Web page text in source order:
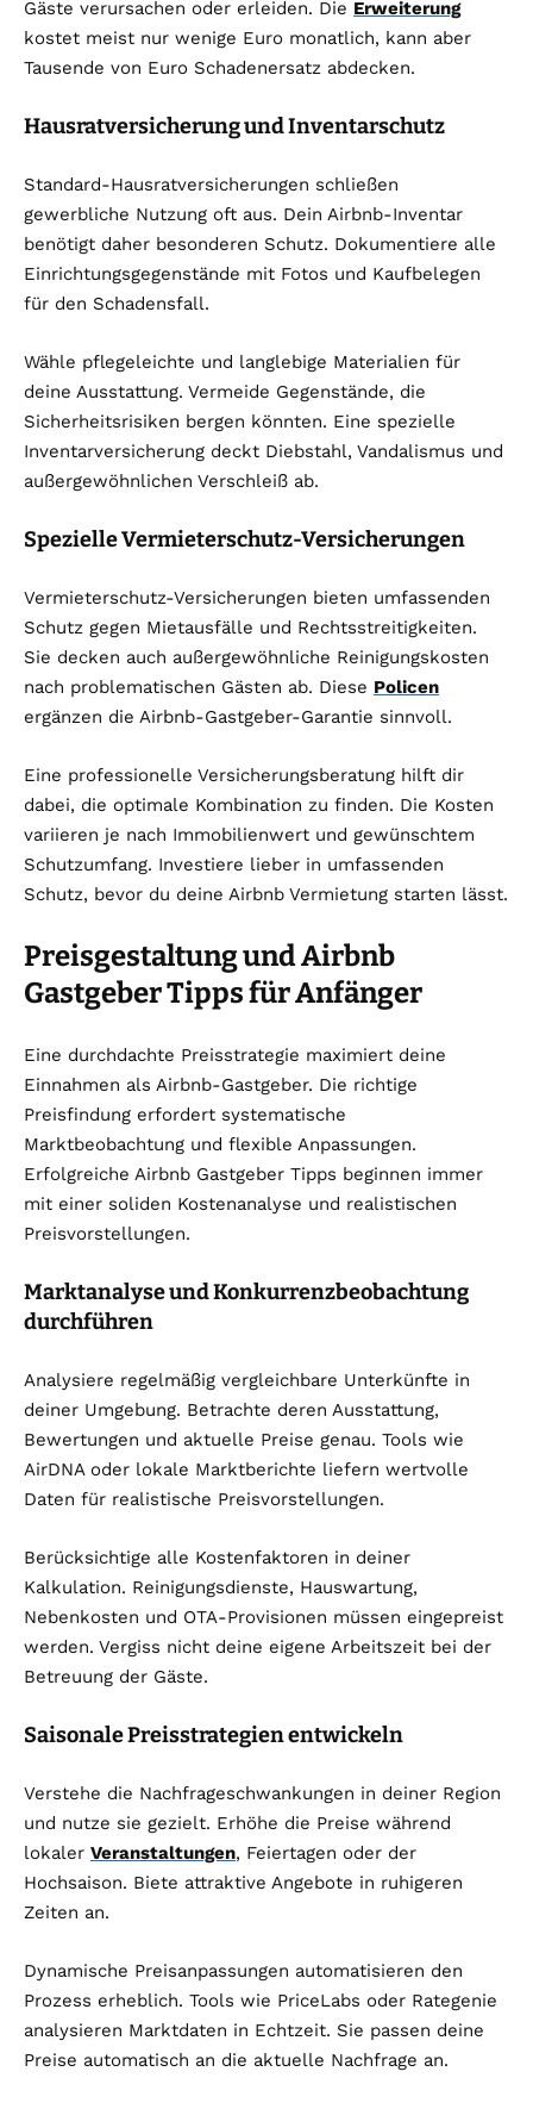
Gäste verursachen oder erleiden. Die Erweiterung
kostet meist nur wenige Euro monatlich, kann aber
Tausende von Euro Schadenersatz abdecken.
Hausratversicherung und Inventarschutz
Standard-Hausratversicherungen schließen
gewerbliche Nutzung oft aus. Dein Airbnb-Inventar
benötigt daher besonderen Schutz. Dokumentiere alle
Einrichtungsgegenstände mit Fotos und Kaufbelegen
für den Schadensfall.
Wähle pflegeleichte und langlebige Materialien für
deine Ausstattung. Vermeide Gegenstände, die
Sicherheitsrisiken bergen könnten. Eine spezielle
Inventarversicherung deckt Diebstahl, Vandalismus und
außergewöhnlichen Verschleiß ab.
Spezielle Vermieterschutz-Versicherungen
Vermieterschutz-Versicherungen bieten umfassenden
Schutz gegen Mietausfälle und Rechtsstreitigkeiten.
Sie decken auch außergewöhnliche Reinigungskosten
nach problematischen Gästen ab. Diese Policen
ergänzen die Airbnb-Gastgeber-Garantie sinnvoll.
Eine professionelle Versicherungsberatung hilft dir
dabei, die optimale Kombination zu finden. Die Kosten
variieren je nach Immobilienwert und gewünschtem
Schutzumfang. Investiere lieber in umfassenden
Schutz, bevor du deine Airbnb Vermietung starten lässt.
Preisgestaltung und Airbnb
Gastgeber Tipps für Anfänger
Eine durchdachte Preisstrategie maximiert deine
Einnahmen als Airbnb-Gastgeber. Die richtige
Preisfindung erfordert systematische
Marktbeobachtung und flexible Anpassungen.
Erfolgreiche Airbnb Gastgeber Tipps beginnen immer
mit einer soliden Kostenanalyse und realistischen
Preisvorstellungen.
Marktanalyse und Konkurrenzbeobachtung
durchführen
Analysiere regelmäßig vergleichbare Unterkünfte in
deiner Umgebung. Betrachte deren Ausstattung,
Bewertungen und aktuelle Preise genau. Tools wie
AirDNA oder lokale Marktberichte liefern wertvolle
Daten für realistische Preisvorstellungen.
Berücksichtige alle Kostenfaktoren in deiner
Kalkulation. Reinigungsdienste, Hauswartung,
Nebenkosten und OTA-Provisionen müssen eingepreist
werden. Vergiss nicht deine eigene Arbeitszeit bei der
Betreuung der Gäste.
Saisonale Preisstrategien entwickeln
Verstehe die Nachfrageschwankungen in deiner Region
und nutze sie gezielt. Erhöhe die Preise während
lokaler Veranstaltungen, Feiertagen oder der
Hochsaison. Biete attraktive Angebote in ruhigeren
Zeiten an.
Dynamische Preisanpassungen automatisieren den
Prozess erheblich. Tools wie PriceLabs oder Rategenie
analysieren Marktdaten in Echtzeit. Sie passen deine
Preise automatisch an die aktuelle Nachfrage an.